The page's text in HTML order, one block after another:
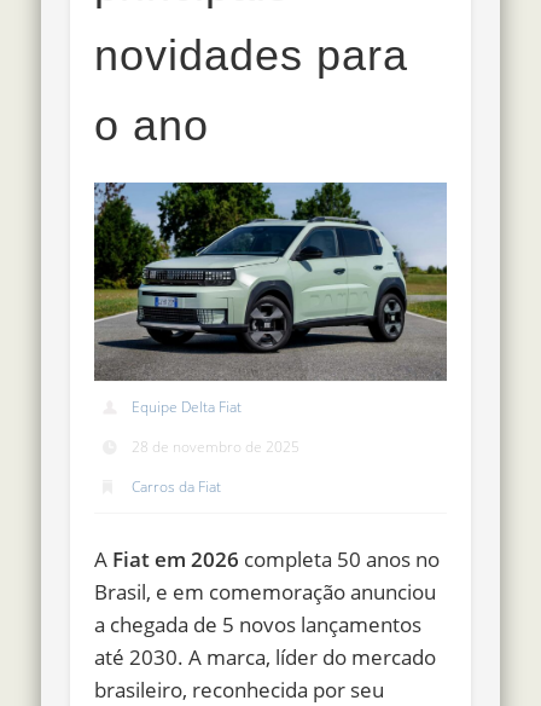
novidades para
o ano
Equipe Delta Fiat
28 de novembro de 2025
Carros da Fiat
A Fiat em 2026 completa 50 anos no
Brasil, e em comemoração anunciou
a chegada de 5 novos lançamentos
até 2030. A marca, líder do mercado
brasileiro, reconhecida por seu